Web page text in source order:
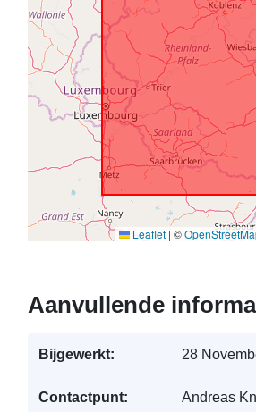
Leaflet | ©
Aanvullende
Bijgewerkt: 28
Contactpunt: Andreas